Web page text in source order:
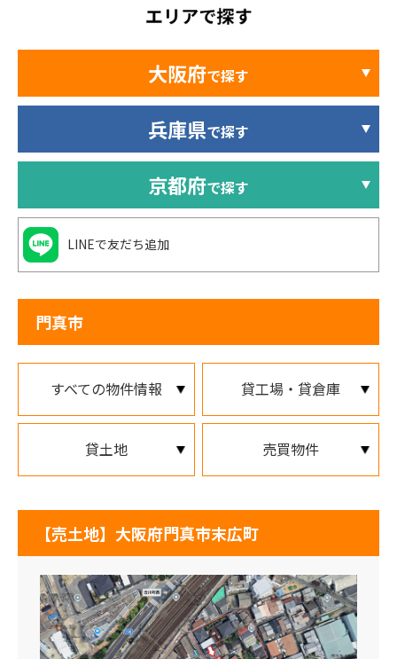
門真市
すべての物件情報 貸工場・貸倉庫
貸土地 売買物件
【売土地】大阪府門真市末広町
大阪府で探す
兵庫県で探す
京都府で探す
LINEで友だち追加